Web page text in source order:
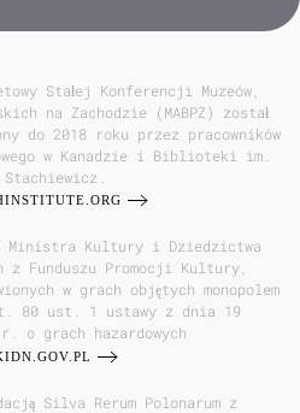
Stałej Konferencji Muzeów,
na Zachodzie (MABPZ) został
do 2018 roku przez pracowników
w Kanadzie i Biblioteki im.
Stachiewicz.
Ministra Kultury i Dziedzictwa
z Funduszu Promocji Kultury,
w grach objętych monopolem
80 ust. 1 ustawy z dnia 19
o grach hazardowych
Silva Rerum Polonarum z